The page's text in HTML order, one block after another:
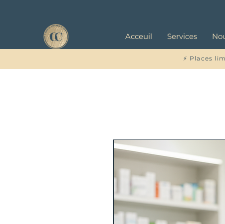
Acceuil Services
⚡ Places